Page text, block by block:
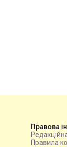
Правова
Правила